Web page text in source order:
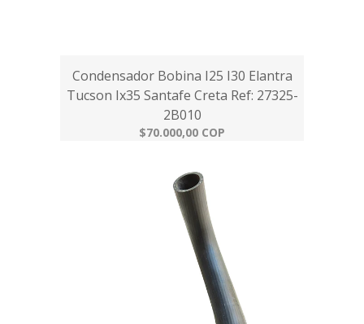
Condensador Bobina I25 I30 Elantra
Tucson Ix35 Santafe Creta Ref: 27325-
2B010
$70.000,00 COP